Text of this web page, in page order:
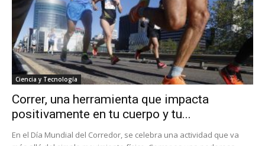
Ciencia y Tecnología
Correr, una herramienta que impacta
positivamente en tu cuerpo y tu...
En el Día Mundial del Corredor, se celebra una actividad que va